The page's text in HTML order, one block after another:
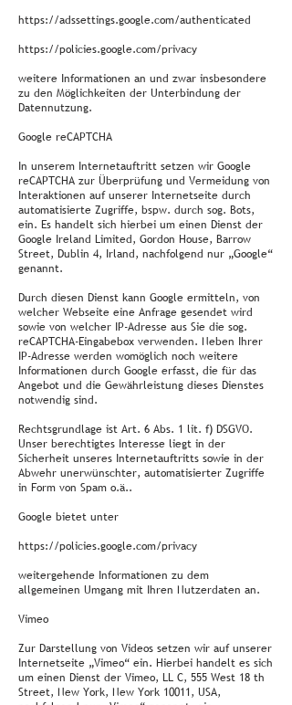
https://adssettings.google.com/authenticated
https://policies.google.com/privacy
weitere Informationen an und zwar insbesondere
zu den Möglichkeiten der Unterbindung der
Datennutzung.
Google reCAPTCHA
In unserem Internetauftritt setzen wir Google
reCAPTCHA zur Überprüfung und Vermeidung von
Interaktionen auf unserer Internetseite durch
automatisierte Zugriffe, bspw. durch sog. Bots,
ein. Es handelt sich hierbei um einen Dienst der
Google Ireland Limited, Gordon House, Barrow
Street, Dublin 4, Irland, nachfolgend nur „Google“
genannt.
Durch diesen Dienst kann Google ermitteln, von
welcher Webseite eine Anfrage gesendet wird
sowie von welcher IP-Adresse aus Sie die sog.
reCAPTCHA-Eingabebox verwenden. Neben Ihrer
IP-Adresse werden womöglich noch weitere
Informationen durch Google erfasst, die für das
Angebot und die Gewährleistung dieses Dienstes
notwendig sind.
Rechtsgrundlage ist Art. 6 Abs. 1 lit. f) DSGVO.
Unser berechtigtes Interesse liegt in der
Sicherheit unseres Internetauftritts sowie in der
Abwehr unerwünschter, automatisierter Zugriffe
in Form von Spam o.ä..
Google bietet unter
https://policies.google.com/privacy
weitergehende Informationen zu dem
allgemeinen Umgang mit Ihren Nutzerdaten an.
Vimeo
Zur Darstellung von Videos setzen wir auf unserer
Internetseite „Vimeo“ ein. Hierbei handelt es sich
um einen Dienst der Vimeo, LL C, 555 West 18 th
Street, New York, New York 10011, USA,